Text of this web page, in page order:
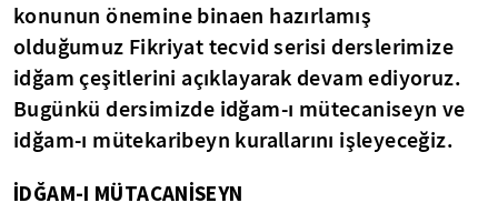
konunun önemine binaen hazırlamış
olduğumuz Fikriyat tecvid serisi derslerimize
idğam çeşitlerini açıklayarak devam ediyoruz.
Bugünkü dersimizde idğam-ı mütecaniseyn ve
idğam-ı mütekaribeyn kurallarını işleyeceğiz.
İDĞAM-I MÜTACANİSEYN